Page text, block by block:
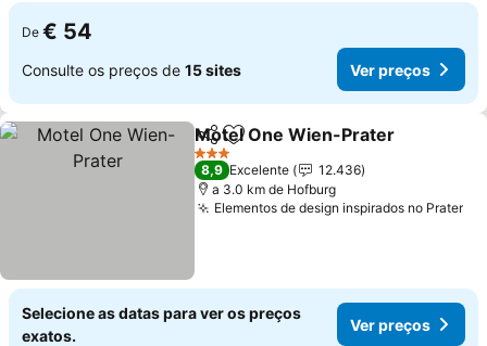
De € 54
Consulte os preços de 15 sites Ver preços
PartilharAdicionar aos favoritos
Motel One Wien-Prater
3 Estrelas
8,9 Excelente
12.436
a 3.0 km de Hofburg
Elementos de design inspirados no Prater
Selecione as datas para ver os preços
exatos.
Ver preços